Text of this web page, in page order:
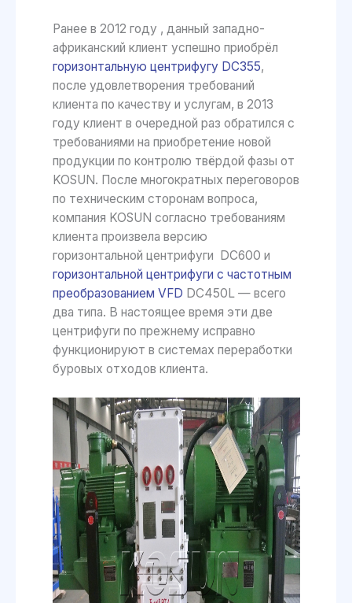
Ранее в 2012 году , данный западно-
африканский клиент успешно приобрёл
горизонтальную центрифугу DC355,
после удовлетворения требований
клиента по качеству и услугам, в 2013
году клиент в очередной раз обратился с
требованиями на приобретение новой
продукции по контролю твёрдой фазы от
KOSUN. После многократных переговоров
по техническим сторонам вопроса,
компания KOSUN согласно требованиям
клиента произвела версию
горизонтальной центрифуги DC600 и
горизонтальной центрифуги с частотным
преобразованием VFD DC450L — всего
два типа. В настоящее время эти две
центрифуги по прежнему исправно
функционируют в системах переработки
буровых отходов клиента.